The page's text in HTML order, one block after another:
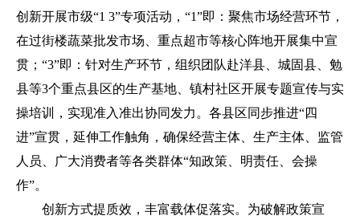
创新开展市级“1 3”专项活动，“1”即：聚焦市场经营环节，
在过街楼蔬菜批发市场、重点超市等核心阵地开展集中宣
贯；“3”即：针对生产环节，组织团队赴洋县、城固县、勉
县等3个重点县区的生产基地、镇村社区开展专题宣传与实
操培训，实现准入准出协同发力。各县区同步推进“四
进”宣贯，延伸工作触角，确保经营主体、生产主体、监管
人员、广大消费者等各类群体“知政策、明责任、会操
作”。
创新方式提质效，丰富载体促落实。为破解政策宣